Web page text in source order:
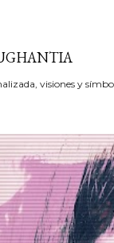
visiones y